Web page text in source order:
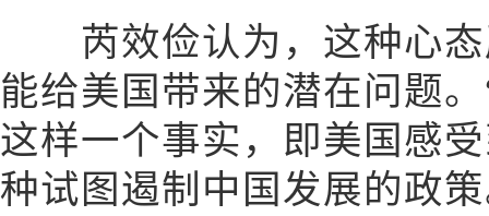
芮效俭认为，这种心态
能给美国带来的潜在问题
这样一个事实，即美国感
种试图遏制中国发展的政